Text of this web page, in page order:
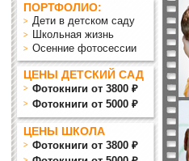
ПОРТФОЛИО:
Дети в детском саду
Школьная жизнь
Осенние фотосессии
ЦЕНЫ ДЕТСКИЙ САД
Фотокниги от 3800 ₽
Фотокниги от 5000 ₽
ЦЕНЫ ШКОЛА
Фотокниги от 3800 ₽